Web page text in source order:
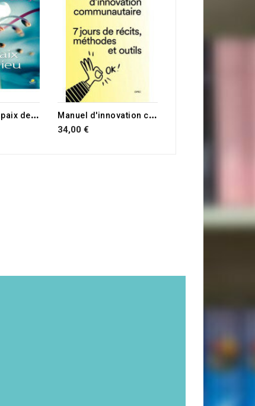
P
hilippiens: la paix de Dieu M
anuel d'innovation communautaire
34,00 €